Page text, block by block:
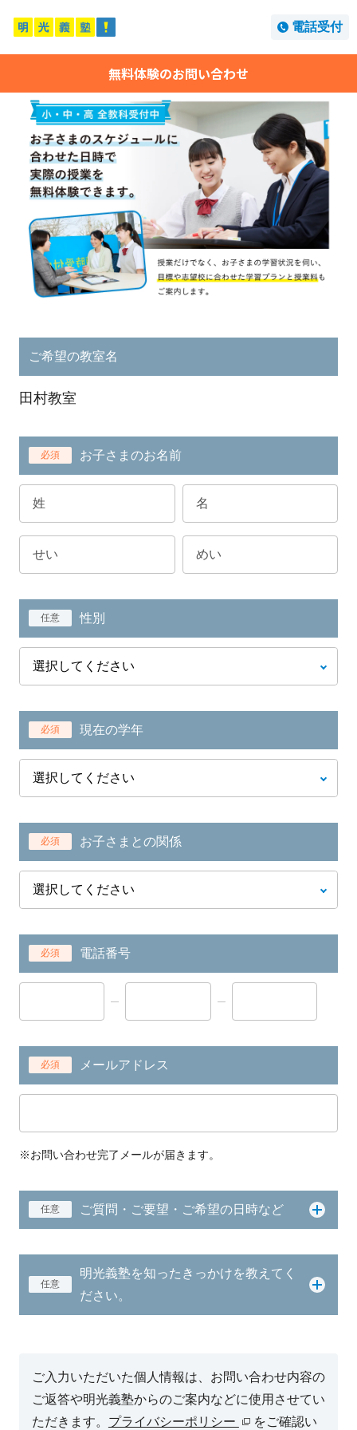
電話受付
無料体験のお問い合わせ
ご希望の教室名
田村教室
必須 お子さまのお名前
任意 性別
必須 現在の学年
必須 お子さまとの関係
必須 電話番号
必須 メールアドレス
※お問い合わせ完了メールが届きます。
任意 ご質問・ご要望・ご希望の日時など
任意
明光義塾を知ったきっかけを教えてく
ださい。
ご入力いただいた個人情報は、お問い合わせ内容の
ご返答や明光義塾からのご案内などに使用させてい
ただきます。 プライバシーポリシー をご確認い